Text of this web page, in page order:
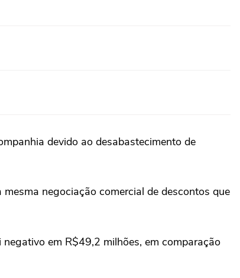
devido ao ‌desabastecimento ⁠de
negociação comercial de descontos que
em R$49,2 milhões, em comparação